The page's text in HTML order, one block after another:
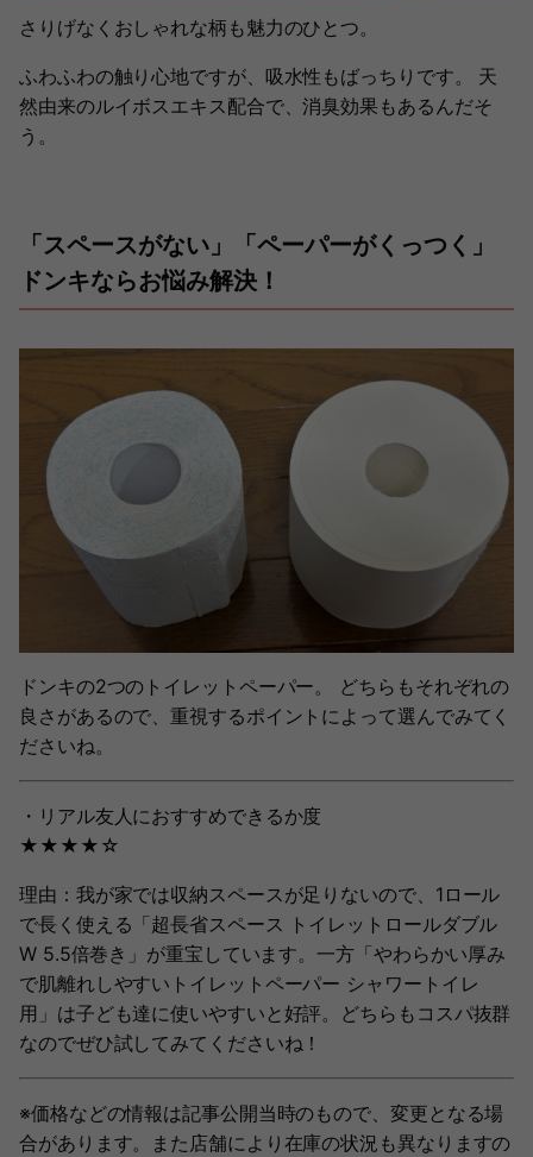
さりげなくおしゃれな柄も魅力のひとつ。
ふわふわの触り心地ですが、吸水性もばっちりです。 天
然由来のルイボスエキス配合で、消臭効果もあるんだそ
う。
「スペースがない」「ペーパーがくっつく」
ドンキならお悩み解決！
ドンキの2つのトイレットペーパー。 どちらもそれぞれの
良さがあるので、重視するポイントによって選んでみてく
ださいね。
・リアル友人におすすめできるか度
★★★★☆
理由：我が家では収納スペースが足りないので、1ロール
で長く使える「超長省スペース トイレットロールダブル
W 5.5倍巻き」が重宝しています。一方「やわらかい厚み
で肌離れしやすいトイレットペーパー シャワートイレ
用」は子ども達に使いやすいと好評。どちらもコスパ抜群
なのでぜひ試してみてくださいね！
※価格などの情報は記事公開当時のもので、変更となる場
合があります。また店舗により在庫の状況も異なりますの